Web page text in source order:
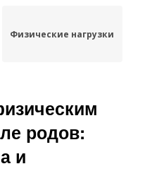
Физические нагрузки
родов:
и